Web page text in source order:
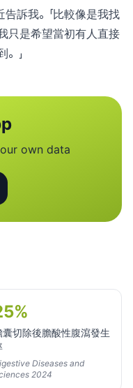
告訴我。「比較像是我找
只是希望當初有人直接
」
own data
囊切除後膽酸性腹瀉發生
Diseases and
2024